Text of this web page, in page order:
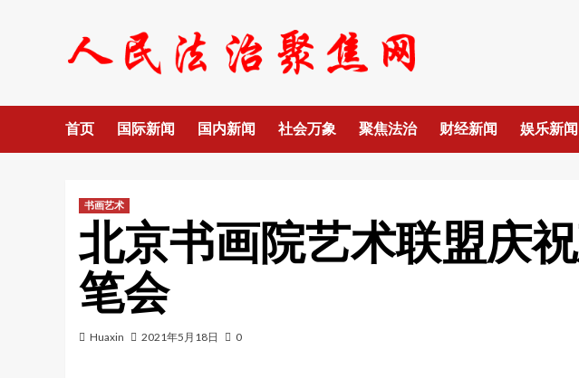
首页 国际新闻 国内新闻 社会万象 聚焦法治 财经新闻 娱乐新闻
书画艺术
北京书画院艺术联盟庆
笔会
Huaxin 2021年5月18日 0